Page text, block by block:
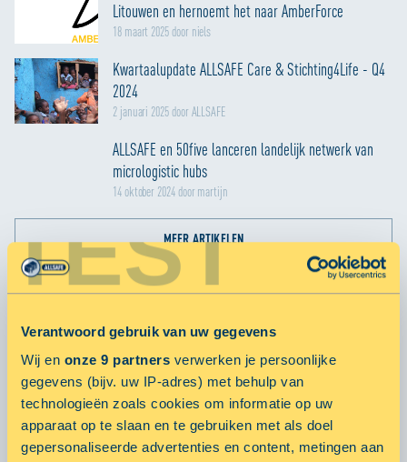
TEST
Verantwoord gebruik van uw gegevens
Wij en onze 9 partners verwerken je persoonlijke
gegevens (bijv. uw IP-adres) met behulp van
technologieën zoals cookies om informatie op uw
apparaat op te slaan en te gebruiken met als doel
gepersonaliseerde advertenties en content, metingen aan
Litouwen en hernoemt het naar AmberForce
18 maart 2025 door niels
Kwartaalupdate ALLSAFE Care & Stichting4Life - Q4
2024
2 januari 2025 door ALLSAFE
ALLSAFE en 50five lanceren landelijk netwerk van
micrologistic hubs
14 oktober 2024 door martijn
MEER ARTIKELEN
Smart City Hubs
23 oktober 2019 door
ALLSAFE Mini Opslag gaat voor vitaliteit met Fit20!